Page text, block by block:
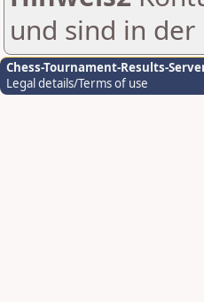
und sind in
Chess-Tournament-Results-
Legal details/Terms of use